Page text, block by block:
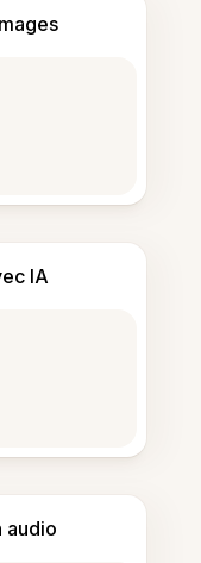
IA
audio